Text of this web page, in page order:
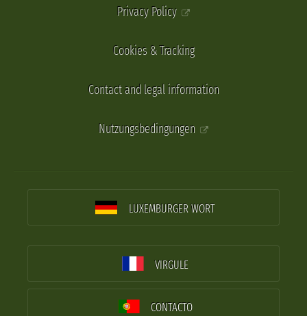
Privacy Policy
Cookies & Tracking
Contact and legal information
Nutzungsbedingungen
LUXEMBURGER WORT
VIRGULE
CONTACTO